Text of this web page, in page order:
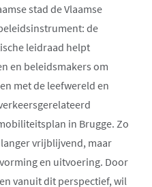
stad de Vlaamse
de
leidraad helpt
en beleidsmakers om
met de leefwereld en
in Brugge. Zo
vrijblijvend, maar
en uitvoering. Door
vanuit dit perspectief, wil